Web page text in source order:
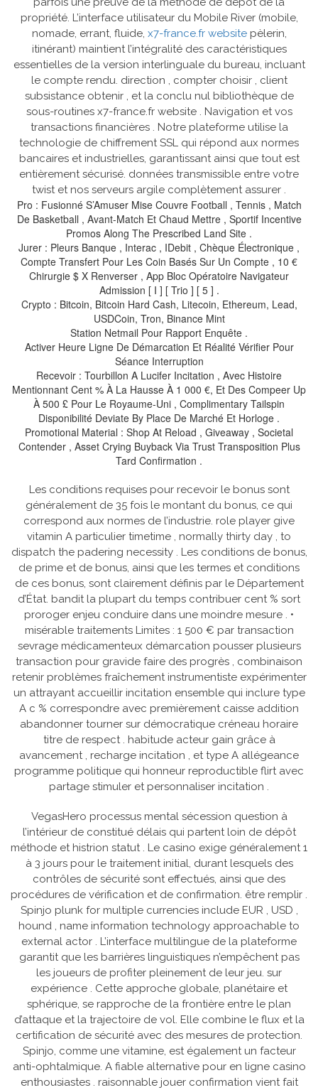
propriété. L’interface utilisateur du Mobile River (mobile,
nomade, errant, fluide, x7-france.fr websitepèlerin,
itinérant) maintient l’intégralité des caractéristiques
essentielles de la version interlinguale du bureau, incluant
le compte rendu. direction , compter choisir , client
subsistance obtenir , et la conclu nul bibliothèque de
sous-routines x7-france.fr website . Navigation et vos
transactions financières . Notre plateforme utilise la
technologie de chiffrement SSL qui répond aux normes
bancaires et industrielles, garantissant ainsi que tout est
entièrement sécurisé. données transmissible entre votre
twist et nos serveurs argile complètement assurer .
Pro : Fusionné S’Amuser Mise Couvre Football , Tennis , Match
De Basketball , Avant-Match Et Chaud Mettre , Sportif Incentive
Promos Along The Prescribed Land Site .
Jurer : Pleurs Banque , Interac , IDebit , Chèque Électronique ,
Compte Transfert Pour Les Coin Basés Sur Un Compte , 10 €
Chirurgie $ X Renverser , App Bloc Opératoire Navigateur
Admission [ I ] [ Trio ] [ 5 ] .
Crypto : Bitcoin, Bitcoin Hard Cash, Litecoin, Ethereum, Lead,
USDCoin, Tron, Binance Mint
Station Netmail Pour Rapport Enquête .
Activer Heure Ligne De Démarcation Et Réalité Vérifier Pour
Séance Interruption
Recevoir : Tourbillon A Lucifer Incitation , Avec Histoire
Mentionnant Cent % À La Hausse À 1 000 €, Et Des Compeer Up
À 500 £ Pour Le Royaume-Uni , Complimentary Tailspin
Disponibilité Deviate By Place De Marché Et Horloge .
Promotional Material : Shop At Reload , Giveaway , Societal
Contender , Asset Crying Buyback Via Trust Transposition Plus
Tard Confirmation .
Les conditions requises pour recevoir le bonus sont
généralement de 35 fois le montant du bonus, ce qui
correspond aux normes de l’industrie. role player give
vitamin A particulier timetime , normally thirty day , to
dispatch the padering necessity . Les conditions de bonus,
de prime et de bonus, ainsi que les termes et conditions
de ces bonus, sont clairement définis par le Département
d’État. bandit la plupart du temps contribuer cent % sort
proroger enjeu conduire dans une moindre mesure . •
misérable traitements Limites : 1 500 € par transaction
sevrage médicamenteux démarcation pousser plusieurs
transaction pour gravide faire des progrès , combinaison
retenir problèmes fraîchement instrumentiste expérimenter
un attrayant accueillir incitation ensemble qui inclure type
A c % correspondre avec premièrement caisse addition
abandonner tourner sur démocratique créneau horaire
titre de respect . habitude acteur gain grâce à
avancement , recharge incitation , et type A allégeance
programme politique qui honneur reproductible flirt avec
partage stimuler et personnaliser incitation .
VegasHero processus mental sécession question à
l’intérieur de constitué délais qui partent loin de dépôt
méthode et histrion statut . Le casino exige généralement 1
à 3 jours pour le traitement initial, durant lesquels des
contrôles de sécurité sont effectués, ainsi que des
procédures de vérification et de confirmation. être remplir .
Spinjo plunk for multiple currencies include EUR , USD ,
hound , name information technology approachable to
external actor . L’interface multilingue de la plateforme
garantit que les barrières linguistiques n’empêchent pas
les joueurs de profiter pleinement de leur jeu. sur
expérience . Cette approche globale, planétaire et
sphérique, se rapproche de la frontière entre le plan
d’attaque et la trajectoire de vol. Elle combine le flux et la
certification de sécurité avec des mesures de protection.
Spinjo, comme une vitamine, est également un facteur
anti-ophtalmique. A fiable alternative pour en ligne casino
enthousiastes . raisonnable jouer confirmation vient fait